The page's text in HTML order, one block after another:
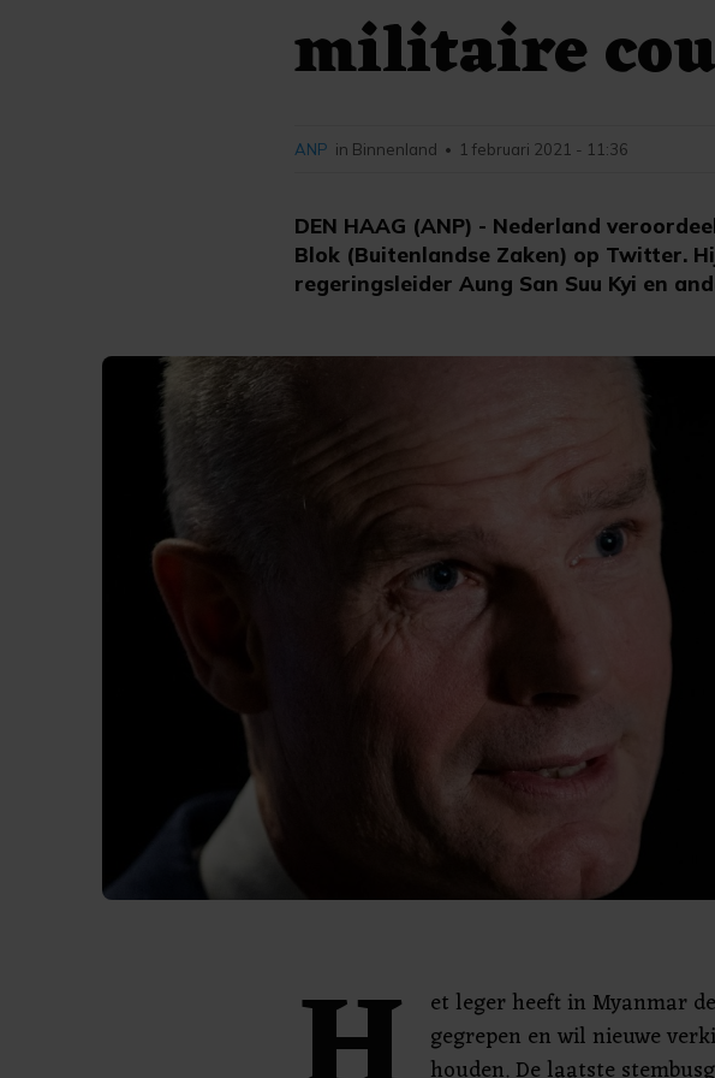
militaire
DEN HAAG (ANP) - Nederland
Blok (Buitenlandse Zaken) op Twitter.
regeringsleider Aung San Suu Kyi en
ANP in Binnenland • 1 februari 2021 - 11:36
et leger heeft in Myanmar
gegrepen en wil nieuwe